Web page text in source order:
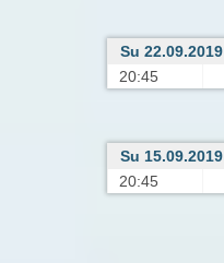
Su 22.09.2019
20:45
Su 15.09.2019
20:45